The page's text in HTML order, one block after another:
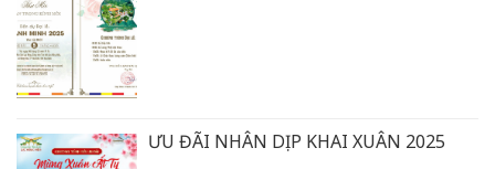
ƯU ĐÃI NHÂN DỊP KHAI XUÂN 2025